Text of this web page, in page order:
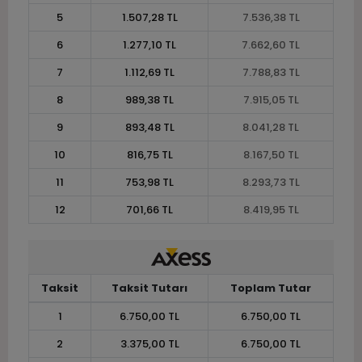
5
1.507,28 TL
7.536,38 TL
6
1.277,10 TL
7.662,60 TL
7
1.112,69 TL
7.788,83 TL
8
989,38 TL
7.915,05 TL
9
893,48 TL
8.041,28 TL
10
816,75 TL
8.167,50 TL
11
753,98 TL
8.293,73 TL
12
701,66 TL 8.419,95 TL
Taksit Taksit Tutarı
Toplam Tutar
1
6.750,00 TL
6.750,00 TL
2
3.375,00 TL
6.750,00 TL